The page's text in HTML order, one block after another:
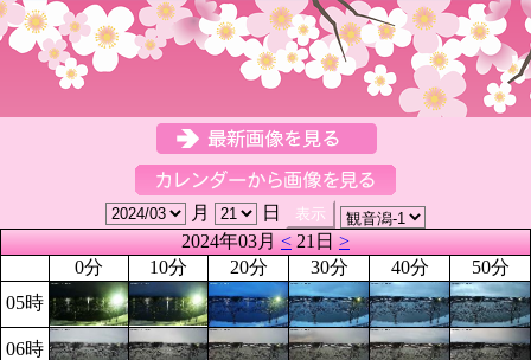
月
日
2024年03月<21日>
0分
10分 20分 30分 40分
50分
05時
06時